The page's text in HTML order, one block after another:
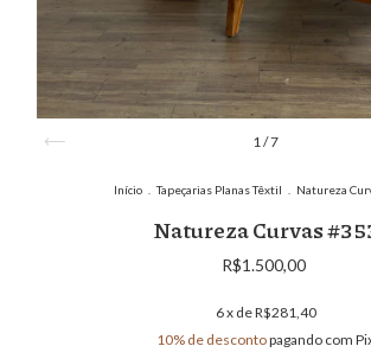
1 /7
Início Tapeçarias Planas Têxtil Natureza
Natureza Curvas
R$1.500,00
6x deR$281,40
10% de descontopagando com